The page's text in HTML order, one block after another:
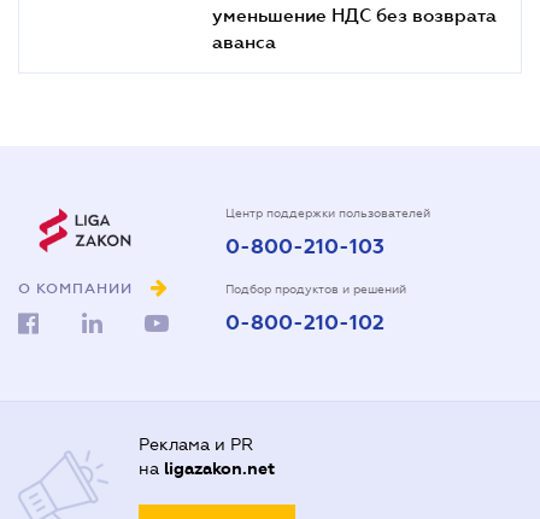
уменьшение НДС без возврата
аванса
О КОМПАНИИ
Центр поддержки пользователей
0-800-210-103
Подбор продуктов и решений
0-800-210-102
Реклама и PR
на ligazakon.net